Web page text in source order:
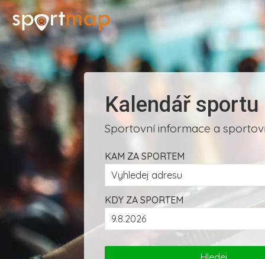
Kalendář sportu
Sportovní informace a
KAM ZA SPORTEM
KDY ZA SPORTEM